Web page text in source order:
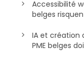
Accessibilité
belges
IA et création
PME belges